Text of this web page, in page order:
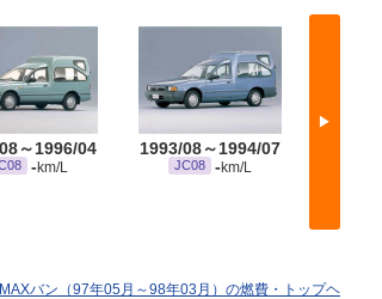
▶
～1996/04
- km/L
1993/08～1994/07
JC08 - km/L
バン（97年05月～98年03月）の燃費・トップヘ